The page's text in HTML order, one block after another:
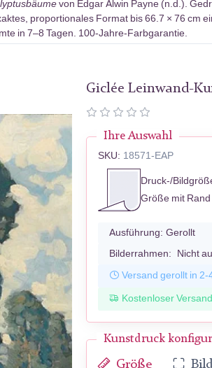
von Edgar Alwin Payne (n.d.).
proportionales Format bis 66.7 × 76 cm
in 7–8 Tagen. 100-Jahre-Farbgarantie.
Giclée Leinwand-
Ihre Auswahl
SKU: 18571-EAP
Druck-/
Größe mit Rand
Ausführung: Gerollt
Bilderrahmen: Nicht
Versand gerollt in 2-
Kostenloser Versand
Kunstdruck
Größe